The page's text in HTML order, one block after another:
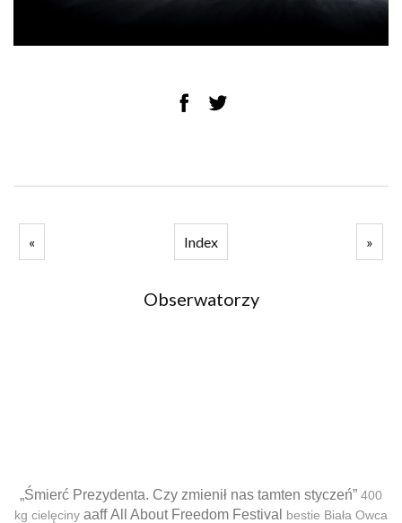
« Index »
Obserwatorzy
„Śmierć Prezydenta. Czy zmienił nas tamten styczeń” 400
kg cielęciny aaff All About Freedom Festival bestie Biała Owca